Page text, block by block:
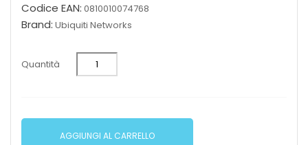
Codice EAN: 0810010074768
Brand: Ubiquiti Networks
Quantità
AGGIUNGI AL CARRELLO